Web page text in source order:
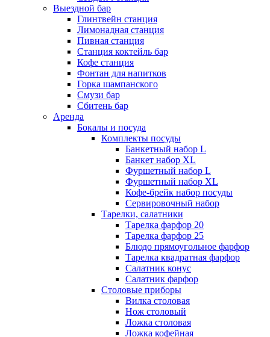
Выездной бар
Глинтвейн станция
Лимонадная станция
Пивная станция
Станция коктейль бар
Кофе станция
Фонтан для напитков
Горка шампанского
Смузи бар
Сбитень бар
Аренда
Бокалы и посуда
Комплекты посуды
Банкетный набор L
Банкет набор XL
Фуршетный набор L
Фуршетный набор ХL
Кофе-брейк набор посуды
Сервировочный набор
Тарелки, салатники
Тарелка фарфор 20
Тарелка фарфор 25
Блюдо прямоугольное фарфор
Тарелка квадратная фарфор
Салатник конус
Салатник фарфор
Столовые приборы
Вилка столовая
Нож столовый
Ложка столовая
Ложка кофейная